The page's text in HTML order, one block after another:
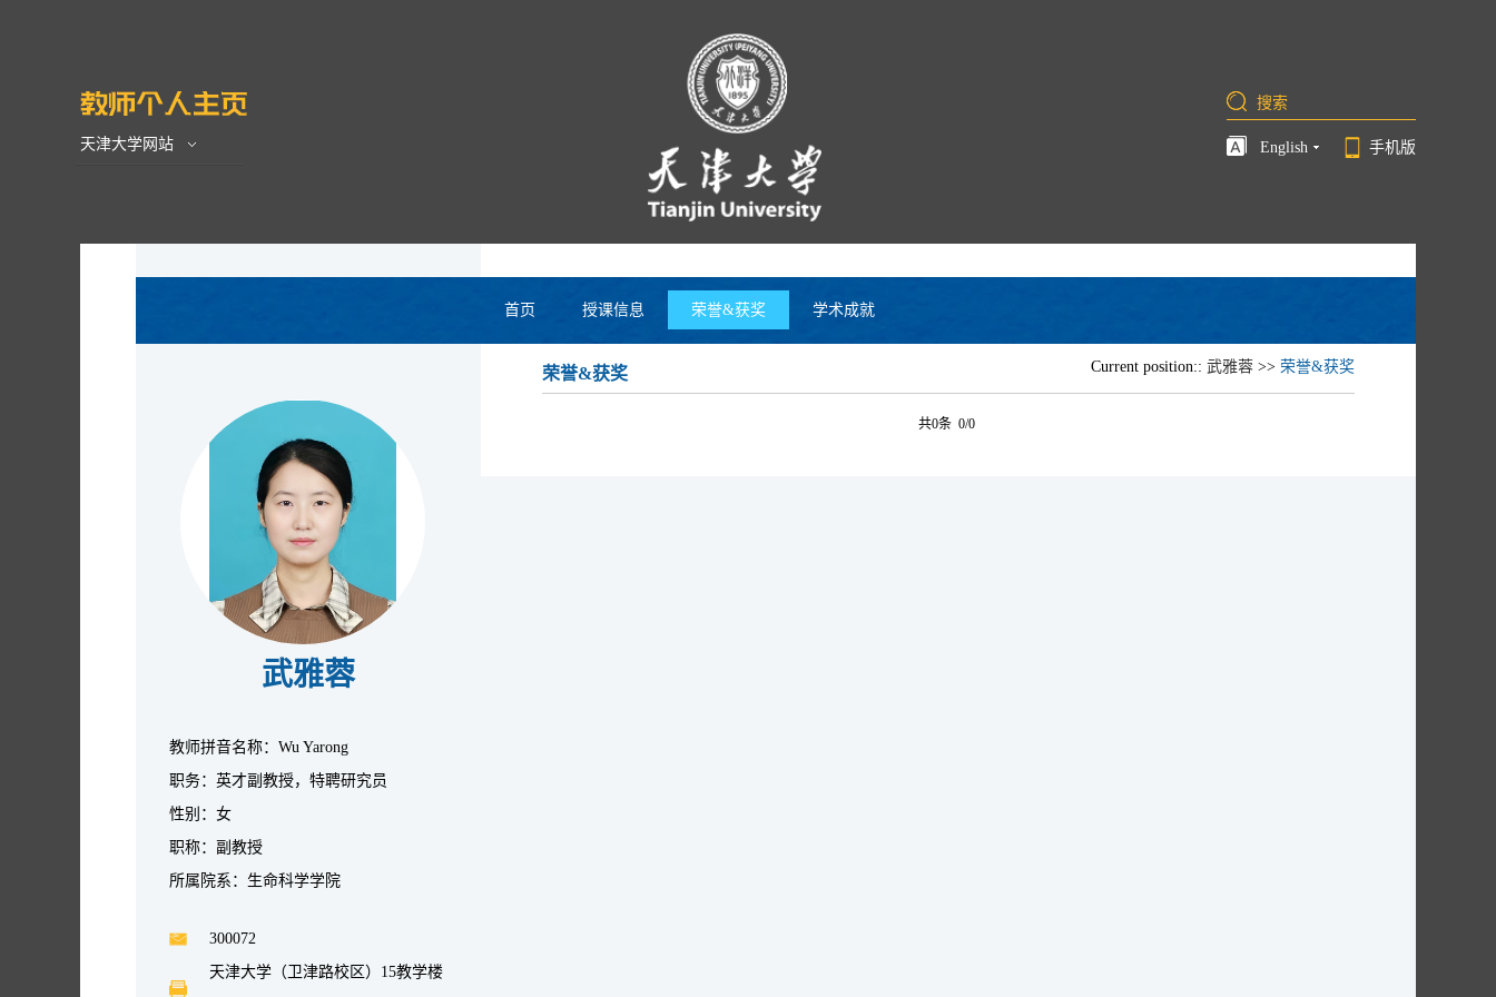
天津大学网站 English 手机版
首页 授课信息 荣誉&获奖 学术成就
武雅蓉
教师拼音名称：Wu Yarong
职务：英才副教授，特聘研究员
性别：女
职称：副教授
所属院系：生命科学学院
300072
天津大学（卫津路校区）15教学楼
荣誉&获奖 Current position:: 武雅蓉 >> 荣誉&获奖
共0条 0/0